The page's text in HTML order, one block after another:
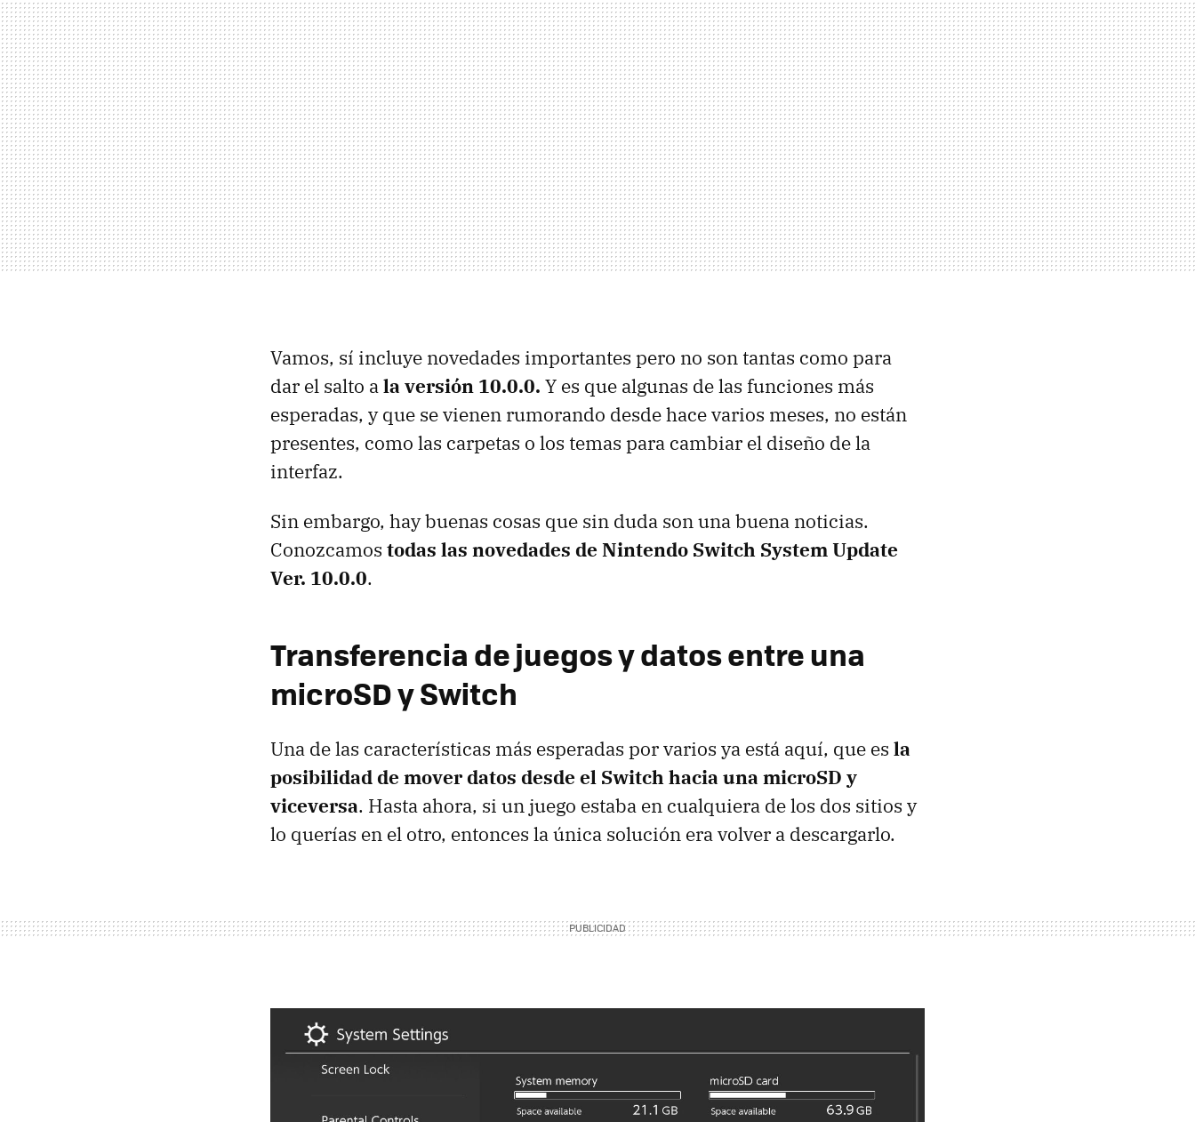
Vamos, sí incluye novedades importantes pero no son tantas como para
dar el salto ala versión 10.0.0. Y es que algunas de las funciones más
esperadas, y que se vienen rumorando desde hace varios meses, no están
presentes, como las carpetas o los temas para cambiar el diseño de la
interfaz.
Sin embargo, hay buenas cosas que sin duda son una buena noticias.
Conozcamos todas las novedades de Nintendo Switch System Update
Ver. 10.0.0.
Transferencia de juegos y datos entre una
microSD y Switch
Una de las características más esperadas por varios ya está aquí, que es la
posibilidad de mover datos desde el Switch hacia una microSD y
viceversa. Hasta ahora, si un juego estaba en cualquiera de los dos sitios y
lo querías en el otro, entonces la única solución era volver a descargarlo.